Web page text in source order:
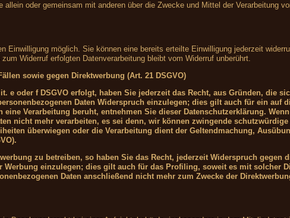
oder gemeinsam mit anderen über die Zwecke und Mittel der Verarbeitung
Einwilligung möglich. Sie können eine bereits erteilte Einwilligung jederzeit
Widerruf erfolgten Datenverarbeitung bleibt vom Widerruf unberührt.
sowie gegen Direktwerbung (Art. 21 DSGVO)
e oder f DSGVO erfolgt, haben Sie jederzeit das Recht, aus Gründen, die
Daten Widerspruch einzulegen; dies gilt auch für ein auf
Verarbeitung beruht, entnehmen Sie dieser Datenschutzerklärung.
nicht mehr verarbeiten, es sei denn, wir können zwingende
überwiegen oder die Verarbeitung dient der Geltendmachung,
zu betreiben, so haben Sie das Recht, jederzeit Widerspruch gegen
Werbung einzulegen; dies gilt auch für das Profiling, soweit es mit solcher
Daten anschließend nicht mehr zum Zwecke der